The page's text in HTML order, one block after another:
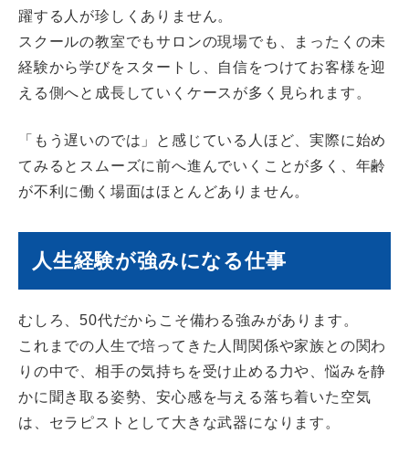
躍する人が珍しくありません。
スクールの教室でもサロンの現場でも、まったくの未
経験から学びをスタートし、自信をつけてお客様を迎
える側へと成長していくケースが多く見られます。
「もう遅いのでは」と感じている人ほど、実際に始め
てみるとスムーズに前へ進んでいくことが多く、年齢
が不利に働く場面はほとんどありません。
人生経験が強みになる仕事
むしろ、50代だからこそ備わる強みがあります。
これまでの人生で培ってきた人間関係や家族との関わ
りの中で、相手の気持ちを受け止める力や、悩みを静
かに聞き取る姿勢、安心感を与える落ち着いた空気
は、セラピストとして大きな武器になります。